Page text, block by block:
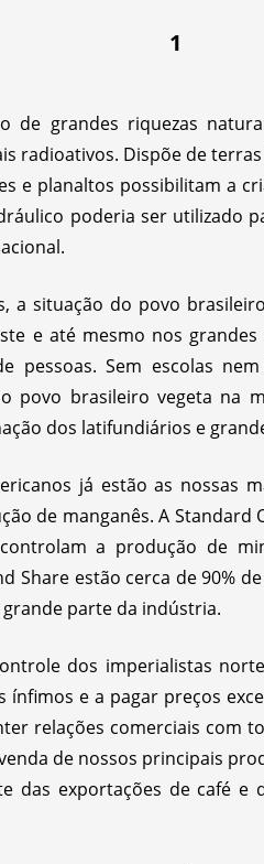
1
grandes riquezas
radioativos. Dispõe de
e planaltos possibilitam a
poderia ser utilizado
a situação do povo
e até mesmo nos
pessoas. Sem escolas
povo brasileiro vegeta na
dos latifundiários e
já estão as nossas
de manganês. A
a produção de
Share estão cerca de 90%
parte da indústria.
dos imperialistas
e a pagar preços
relações comerciais com
de nossos principais
das exportações de café